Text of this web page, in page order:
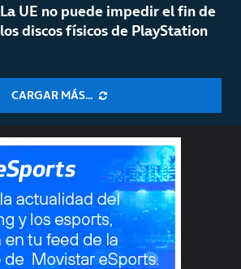
La UE no puede impedir el fin de
los discos físicos de PlayStation
CARGAR MÁS...